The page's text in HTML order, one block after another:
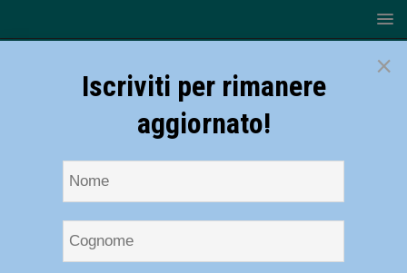
×
Iscriviti per rimanere
aggiornato!